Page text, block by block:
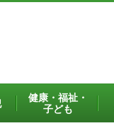
健康・福祉・
子ども